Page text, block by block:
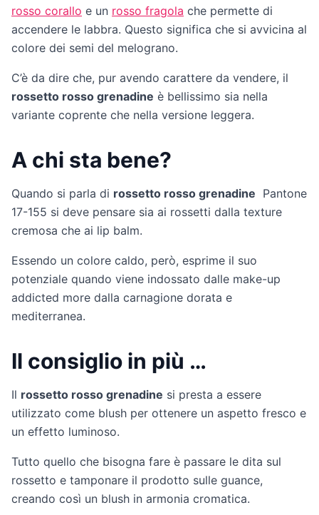
rosso corallo e un rosso fragola che permette di
accendere le labbra. Questo significa che si avvicina al
colore dei semi del melograno.
C’è da dire che, pur avendo carattere da vendere, il
rossetto rosso grenadine è bellissimo sia nella
variante coprente che nella versione leggera.
A chi sta bene?
Quando si parla di rossetto rosso grenadine Pantone
17-155 si deve pensare sia ai rossetti dalla texture
cremosa che ai lip balm.
Essendo un colore caldo, però, esprime il suo
potenziale quando viene indossato dalle make-up
addicted more dalla carnagione dorata e
mediterranea.
Il consiglio in più …
Il rossetto rosso grenadine si presta a essere
utilizzato come blush per ottenere un aspetto fresco e
un effetto luminoso.
Tutto quello che bisogna fare è passare le dita sul
rossetto e tamponare il prodotto sulle guance,
creando così un blush in armonia cromatica.